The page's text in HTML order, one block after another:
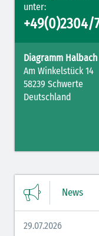
unter:
+49(0)2304/
Diagramm Halbach
Am Winkelstück 14
58239 Schwerte
Deutschland
News
29.07.2026